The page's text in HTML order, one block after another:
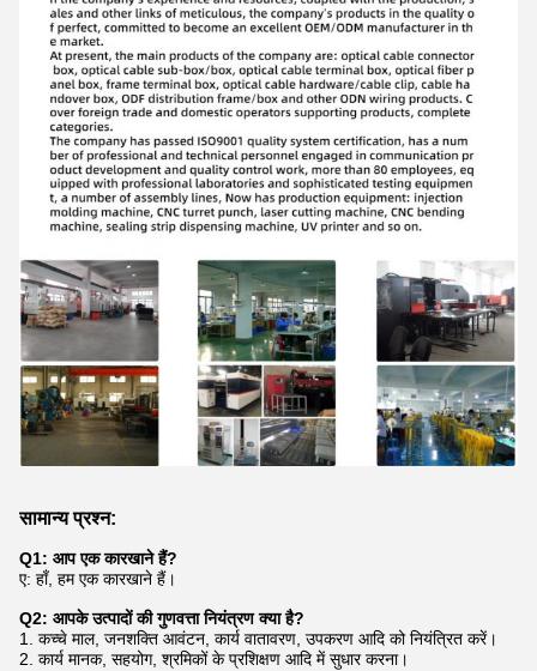
सामान्य प्रश्न:
Q1: आप एक कारखाने हैं?
ए: हाँ, हम एक कारखाने हैं।
Q2: आपके उत्पादों की गुणवत्ता नियंत्रण क्या है?
1. कच्चे माल, जनशक्ति आवंटन, कार्य वातावरण, उपकरण आदि को नियंत्रित करें।
2. कार्य मानक, सहयोग, श्रमिकों के प्रशिक्षण आदि में सुधार करना।